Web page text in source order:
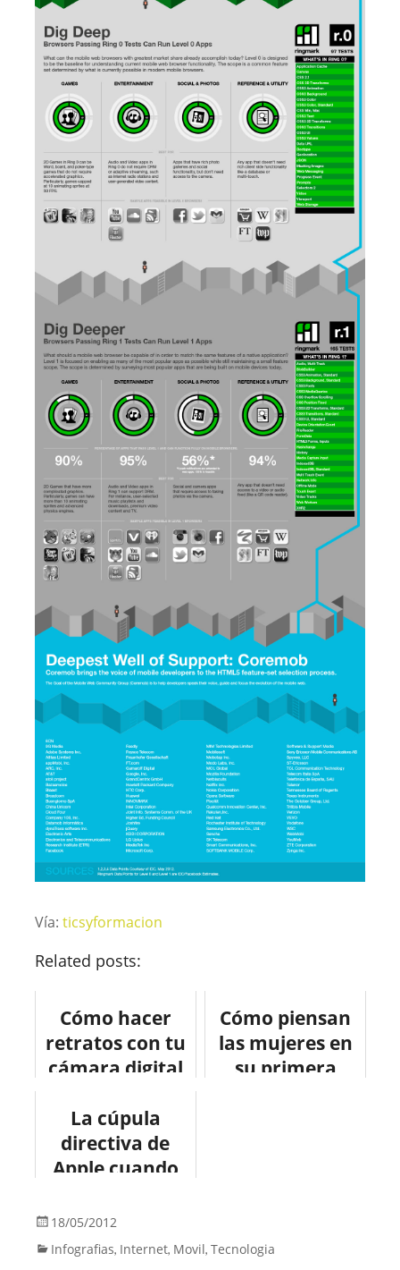
Vía: ticsyformacion
Related posts:
Cómo hacer
retratos con tu
cámara digital
#infographic
#design
#fotografia
Cómo piensan
las mujeres en
su primera
La cúpula
directiva de
Apple cuando
CEO #infografia
#apple
18/05/2012
Infografias, Internet, Movil, Tecnologia